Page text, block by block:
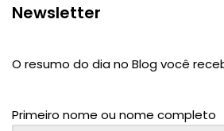
Newsletter
O resumo do dia no Blog você
Primeiro nome ou nome completo